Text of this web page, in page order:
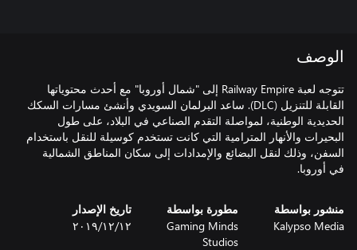
الوصف
تتوجه لعبة Railway Empire إلى "شمال أوروبا" مع أحدث محتوياتها
القابلة للتنزيل (DLC). ساعد البرلمان السويدي وأنشئ مسارات السكك
الحديدية الوطنية، لمواصلة التقدم الصناعي في البلاد، على طول
البحيرات والأنهار المترامية التي كانت تستخدم كوسيلة للنقل باستخدام
السفن، وذلك لنقل البضائع والإمدادات إلى سكان المناطق الشمالية
في أوروبا.
منشور بواسطة
Kalypso Media
مطورة بواسطة
Gaming Minds
Studios
تاريخ الإصدار
١٢‏/١٢‏/٢٠١٩